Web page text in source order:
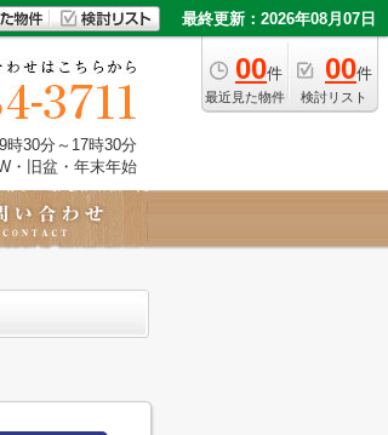
最終更新：2026年08月07日
00件
最近見た物件
00件
検討リスト
時30分～17時30分
・旧盆・年末年始